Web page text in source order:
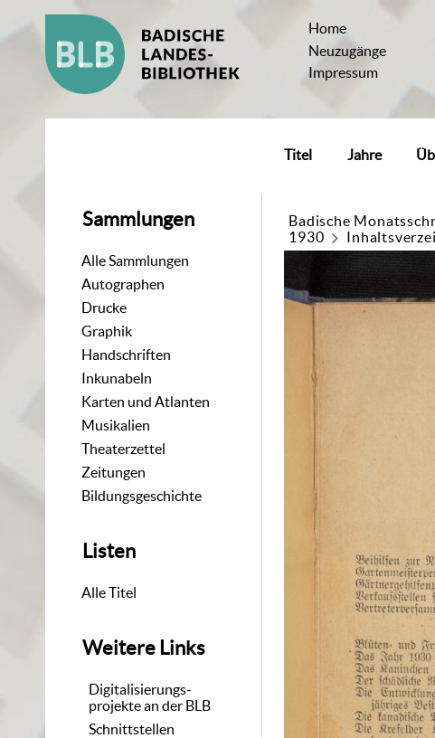
Home
Neuzugänge
Impressum
Sammlungen
Alle Sammlungen
Autographen
Drucke
Graphik
Handschriften
Inkunabeln
Karten und Atlanten
Musikalien
Theaterzettel
Zeitungen
Bildungsgeschichte
Listen
Alle Titel
Weitere Links
Digitalisierungs-
projekte an der BLB
Schnittstellen
Titel Jahre
Badische
1930